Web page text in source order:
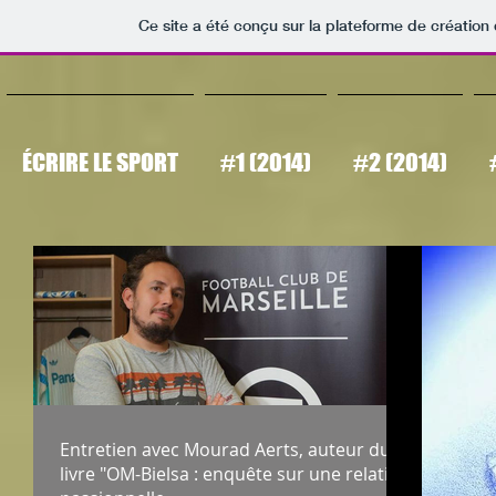
Ce site a été conçu sur la plateforme de
ÉCRIRE LE SPORT #1 (2014) #2 (2014)
Entretien avec Mourad Aerts, auteur du
livre "OM-Bielsa : enquête sur une relation